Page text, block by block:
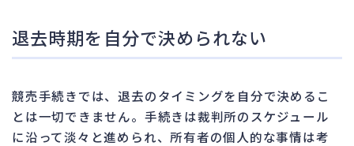
退去時期を自分で決められない
競売手続きでは、退去のタイミングを自分で決めるこ
とは一切できません。手続きは裁判所のスケジュール
に沿って淡々と進められ、所有者の個人的な事情は考